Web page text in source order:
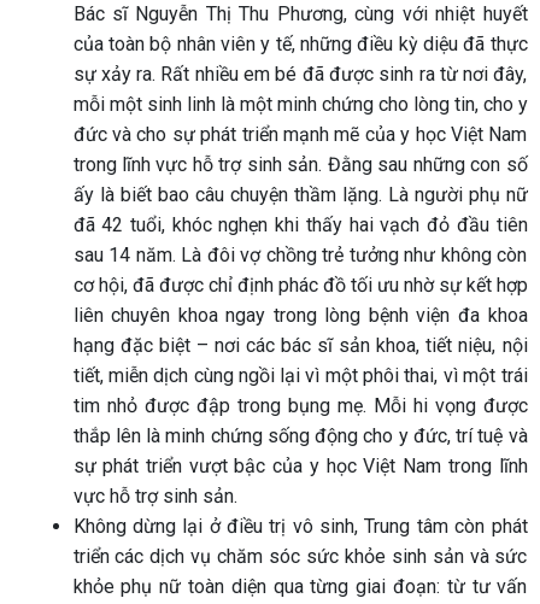
Bác sĩ Nguyễn Thị Thu Phương, cùng với nhiệt huyết
của toàn bộ nhân viên y tế, những điều kỳ diệu đã thực
sự xảy ra. Rất nhiều em bé đã được sinh ra từ nơi đây,
mỗi một sinh linh là một minh chứng cho lòng tin, cho y
đức và cho sự phát triển mạnh mẽ của y học Việt Nam
trong lĩnh vực hỗ trợ sinh sản. Đằng sau những con số
ấy là biết bao câu chuyện thầm lặng. Là người phụ nữ
đã 42 tuổi, khóc nghẹn khi thấy hai vạch đỏ đầu tiên
sau 14 năm. Là đôi vợ chồng trẻ tưởng như không còn
cơ hội, đã được chỉ định phác đồ tối ưu nhờ sự kết hợp
liên chuyên khoa ngay trong lòng bệnh viện đa khoa
hạng đặc biệt – nơi các bác sĩ sản khoa, tiết niệu, nội
tiết, miễn dịch cùng ngồi lại vì một phôi thai, vì một trái
tim nhỏ được đập trong bụng mẹ. Mỗi hi vọng được
thắp lên là minh chứng sống động cho y đức, trí tuệ và
sự phát triển vượt bậc của y học Việt Nam trong lĩnh
vực hỗ trợ sinh sản.
Không dừng lại ở điều trị vô sinh, Trung tâm còn phát
triển các dịch vụ chăm sóc sức khỏe sinh sản và sức
khỏe phụ nữ toàn diện qua từng giai đoạn: từ tư vấn